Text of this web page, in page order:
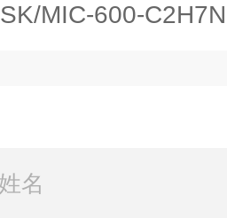
SK/MIC-600-C2H7NO-Y東日瀛